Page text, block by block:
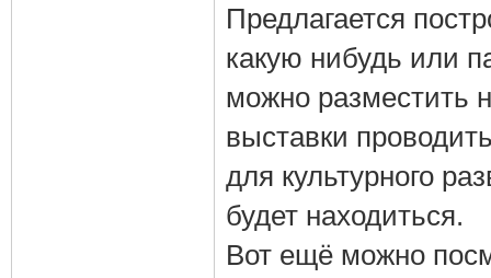
Предлагается
какую нибудь или
можно разместить
выставки
для культурного
будет находиться.
Вот ещё можно